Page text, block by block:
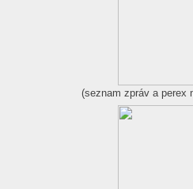
(seznam zpráv a perex